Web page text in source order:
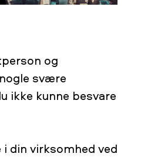
og
svære
ikke kunne besvare
i din virksomhed ved